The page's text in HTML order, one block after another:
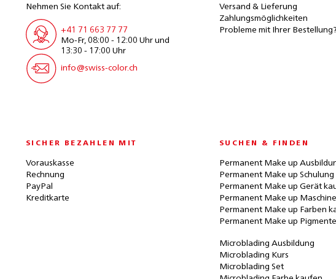
Nehmen Sie Kontakt auf:
+41 71 663 77 77
Mo-Fr, 08:00 - 12:00 Uhr und
13:30 - 17:00 Uhr
info@swiss-color.ch
Versand & Lieferung
Zahlungsmöglichkeiten
Probleme mit Ihrer Bestellung?
SICHER BEZAHLEN MIT
Vorauskasse
Rechnung
PayPal
Kreditkarte
SUCHEN & FINDEN
Permanent Make up
Permanent Make up Schulung
Permanent Make up Gerät
Permanent Make up Maschine
Permanent Make up Farben
Permanent Make up Pigmente
Microblading Ausbildung
Microblading Kurs
Microblading Set